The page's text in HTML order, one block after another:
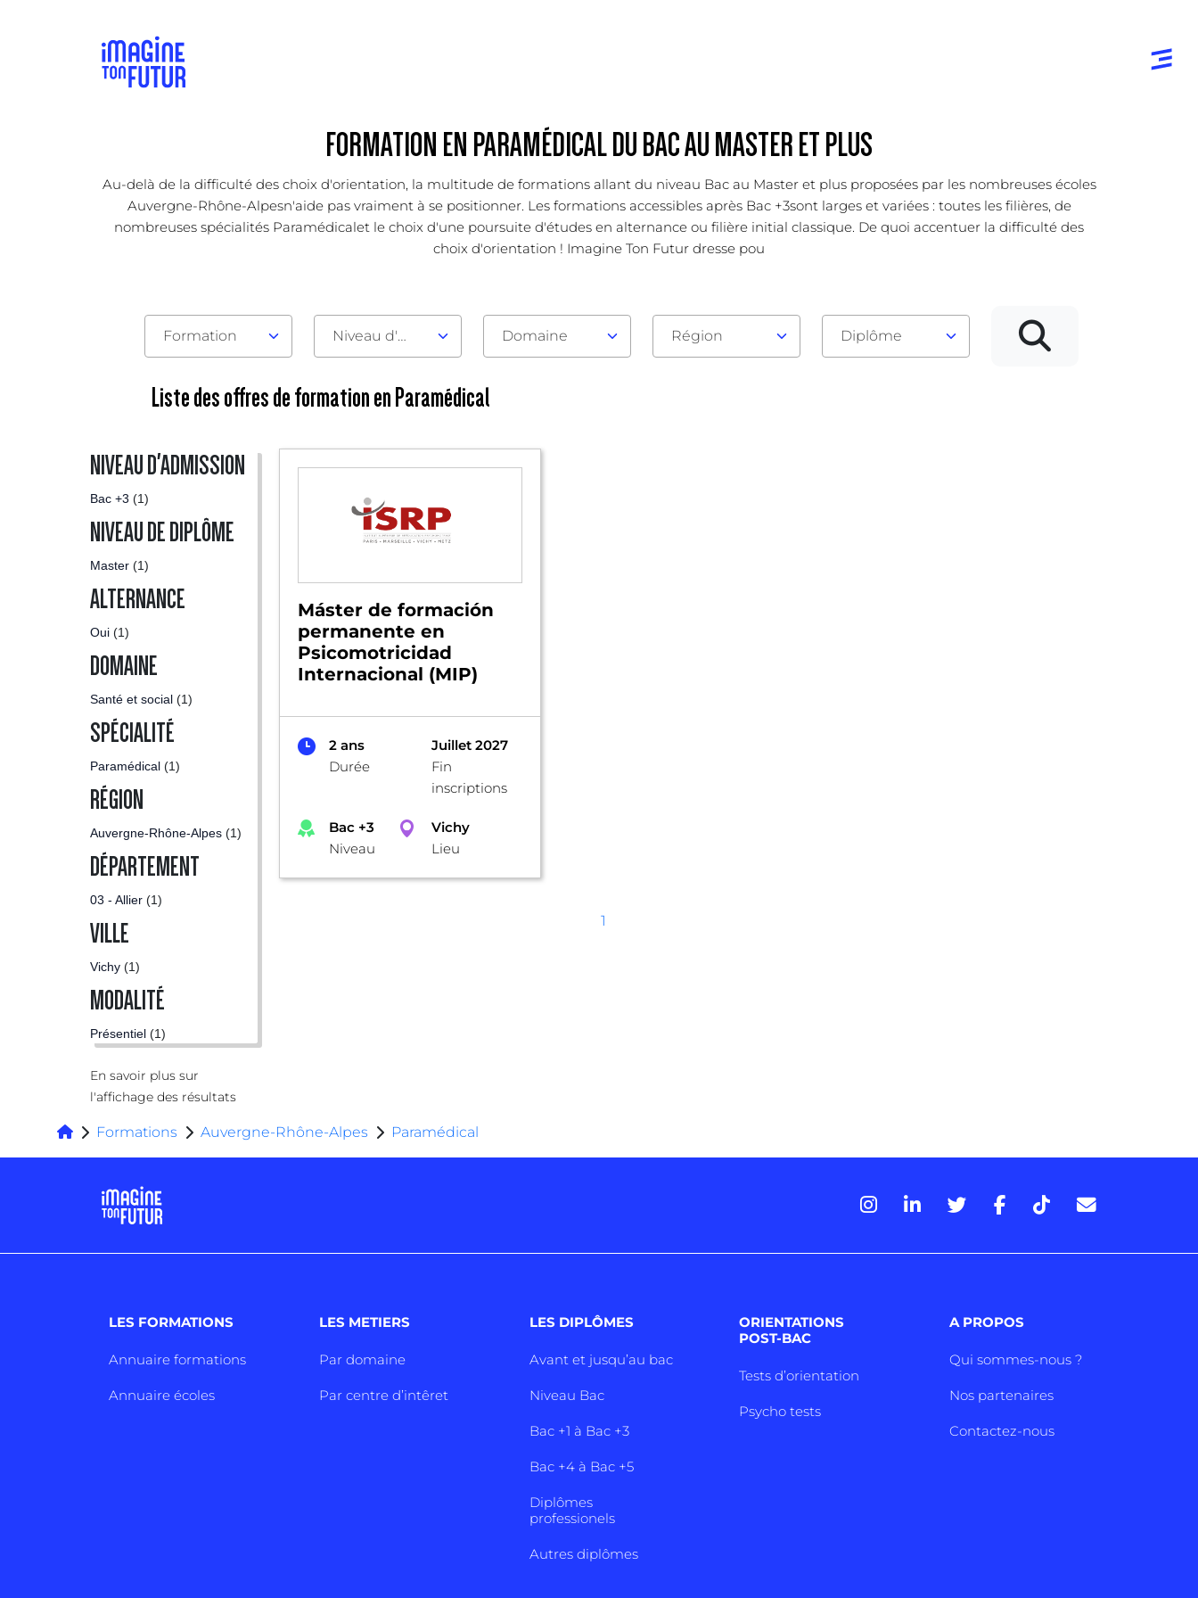
FORMATION EN PARAMÉDICAL DU BAC AU MASTER ET PLUS
Au-delà de la difficulté des choix d'orientation, la multitude de formations allant du niveau Bac au Master et plus proposées par les nombreuses écoles
Auvergne-Rhône-Alpesn'aide pas vraiment à se positionner. Les formations accessibles après Bac +3sont larges et variées : toutes les filières, de
nombreuses spécialités Paramédicalet le choix d'une poursuite d'études en alternance ou filière initial classique. De quoi accentuer la difficulté des
choix d'orientation ! Imagine Ton Futur dresse pou
Formation Niveau d'admission Domaine Région Diplôme
Liste des offres de formation en Paramédical
NIVEAU D'ADMISSION
Bac +3 (1)
NIVEAU DE DIPLÔME
Master (1)
ALTERNANCE
Oui (1)
DOMAINE
Santé et social (1)
SPÉCIALITÉ
Paramédical (1)
RÉGION
Auvergne-Rhône-Alpes (1)
DÉPARTEMENT
03 - Allier (1)
VILLE
Vichy (1)
MODALITÉ
Présentiel (1)
En savoir plus sur
l'affichage des résultats
Máster de formación
permanente en
Psicomotricidad
Internacional (MIP)
2 ans
Durée
Juillet 2027
Fin
inscriptions
Bac +3
Niveau
Vichy
Lieu
1
Formations Auvergne-Rhône-Alpes Paramédical
LES FORMATIONS
Annuaire formations
Annuaire écoles
LES METIERS
Par domaine
Par centre d’intêret
LES DIPLÔMES
Avant et jusqu’au bac
Niveau Bac
Bac +1 à Bac +3
Bac +4 à Bac +5
Diplômes
professionels
Autres diplômes
ORIENTATIONS
POST-BAC
Tests d’orientation
Psycho tests
A PROPOS
Qui sommes-nous ?
Nos partenaires
Contactez-nous